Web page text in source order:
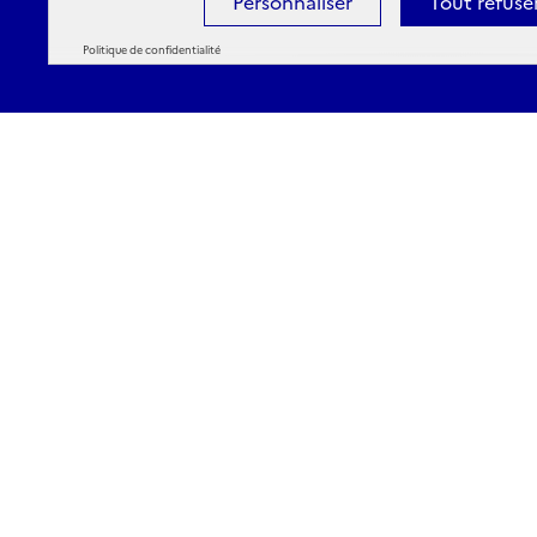
Politique de confidentialité